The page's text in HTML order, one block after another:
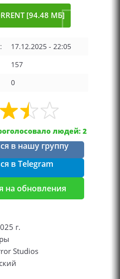
[94.48 МБ]
17.12.2025 - 22:05
157
0
людей: 2
в нашу группу
в Telegram
на обновления
г.
Studios